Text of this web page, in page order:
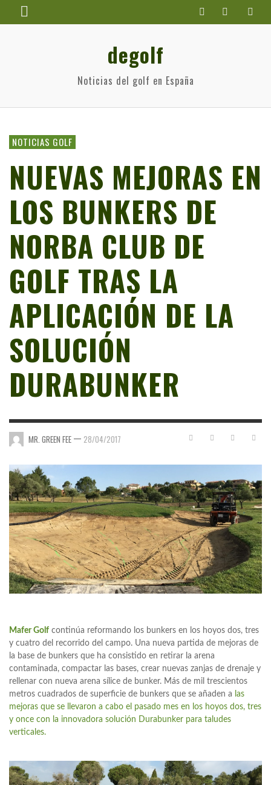
degolf
Noticias del golf en España
NOTICIAS GOLF
NUEVAS MEJORAS EN
LOS BUNKERS DE
NORBA CLUB DE
GOLF TRAS LA
APLICACIÓN DE LA
SOLUCIÓN
DURABUNKER
MR. GREEN FEE — 28/04/2017
Mafer Golf continúa reformando los bunkers en los hoyos dos, tres
y cuatro del recorrido del campo. Una nueva partida de mejoras de
la base de bunkers que ha consistido en retirar la arena
contaminada, compactar las bases, crear nuevas zanjas de drenaje y
rellenar con nueva arena sílice de bunker. Más de mil trescientos
metros cuadrados de superficie de bunkers que se añaden a las
mejoras que se llevaron a cabo el pasado mes en los hoyos dos, tres
y once con la innovadora solución Durabunker para taludes
verticales.